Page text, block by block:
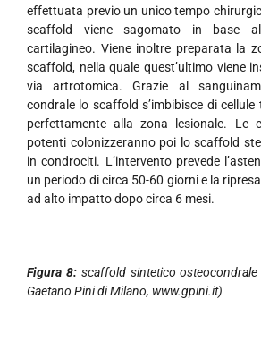
effettuata previo un unico tempo
scaffold viene sagomato in base
cartilagineo. Viene inoltre preparata la
scaffold, nella quale quest’ultimo viene
via artrotomica. Grazie al
condrale lo scaffold s’imbibisce di
perfettamente alla zona lesionale. Le
potenti colonizzeranno poi lo scaffold
in condrociti. L’intervento prevede
un periodo di circa 50-60 giorni e la
ad alto impatto dopo circa 6 mesi.
Figura 8:scaffold sintetico osteocondrale
Gaetano Pini di Milano, www.gpini.it)